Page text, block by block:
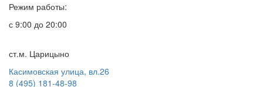
Режим работы:
с 9:00 до 20:00
ст.м. Царицыно
Касимовская улица, вл.26
8 (495) 181-48-98